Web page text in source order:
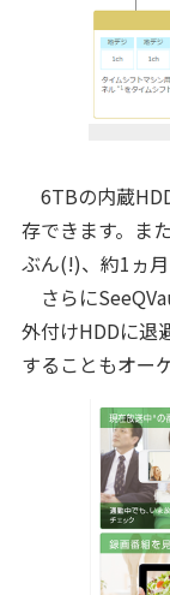
6TBの内蔵
存できます。ま
ぶん(!)、約1ヵ月
さらに
外付けHDDに退
することもオー